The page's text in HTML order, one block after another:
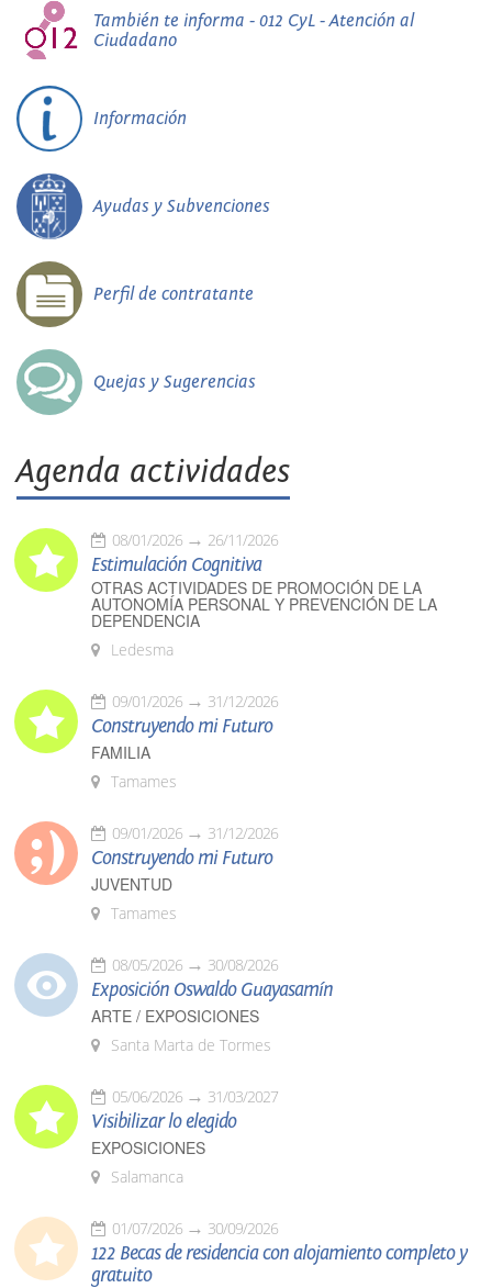
También te informa - 012 CyL - Atención al
Ciudadano
Información
Ayudas y Subvenciones
Perfil de contratante
Quejas y Sugerencias
Agenda actividades
08/01/2026 26/11/2026
Estimulación Cognitiva
OTRAS ACTIVIDADES DE PROMOCIÓN DE LA
AUTONOMÍA PERSONAL Y PREVENCIÓN DE LA
DEPENDENCIA
Ledesma
09/01/2026 31/12/2026
Construyendo mi Futuro
FAMILIA
Tamames
09/01/2026 31/12/2026
Construyendo mi Futuro
JUVENTUD
Tamames
08/05/2026 30/08/2026
Exposición Oswaldo Guayasamín
ARTE / EXPOSICIONES
Santa Marta de Tormes
05/06/2026 31/03/2027
Visibilizar lo elegido
EXPOSICIONES
Salamanca
01/07/2026 30/09/2026
122 Becas de residencia con alojamiento completo y
gratuito